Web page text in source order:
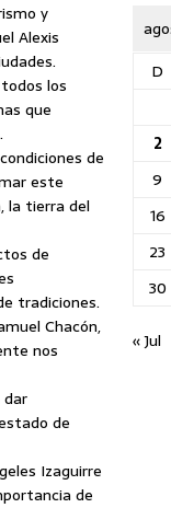
y
Alexis
los
que
de
este
la tierra del
de
tradiciones.
Chacón,
nos
dar
de
Izaguirre
de
D
2
9
16
23
30
« Jul